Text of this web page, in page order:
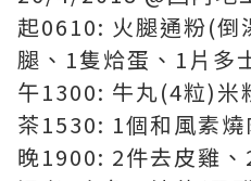
起0610: 火腿通粉(倒
腿、1隻烚蛋、1片多
午1300: 牛丸(4粒)米
茶1530: 1個和風素燒
晚1900: 2件去皮雞